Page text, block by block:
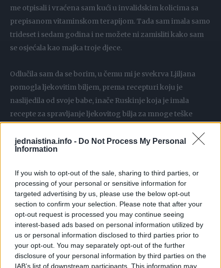
jednaistina.info - Do Not Process My Personal
Information
If you wish to opt-out of the sale, sharing to third parties, or
processing of your personal or sensitive information for
targeted advertising by us, please use the below opt-out
section to confirm your selection. Please note that after your
opt-out request is processed you may continue seeing
interest-based ads based on personal information utilized by
us or personal information disclosed to third parties prior to
your opt-out. You may separately opt-out of the further
disclosure of your personal information by third parties on the
IAB’s list of downstream participants. This information may
me otpisali i vraćena sam kući u invalidskim kolicima sa
prepisanom vitaminskom terapijom. Tada sam imala samo
trideset i sedam godina i ne možete ni zamisliti kako sam
se osjećala kao majka troje djece.
Odlučila sam da se borim, u čemu mi je svekrva Ljiljana
pomogla ljekovitim biljem, prema recepturi koju je
naslijedila od svoje babe, inače Ruskinje koja je imala
recepte za spravljanje ljekovitog bilja za mnoge teške
sklerozu.
arborescens, moja porodica pripremila mi je melem.
Uzimala sam ga četiri puta dnevno, po jednu kašičicu prije
jela, baš kao što je bilo navedeno. Za kratko vrijeme počela
sam da osjećam poboljšanje, prvo vida, a onda sam počela
da pomjeram prste. Napravila sam pauzu od tri nedelje pa
sam ponovila terapiju uzimanjem melema. Poslije treće
ponovljene terapije osjećala sam se odlično, ponovo sam